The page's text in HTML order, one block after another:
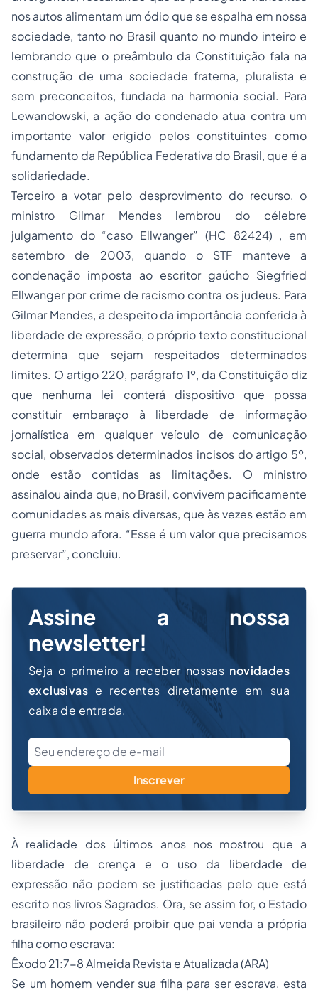
nos autos alimentam um ódio que se espalha em nossa
sociedade, tanto no Brasil quanto no mundo inteiro e
lembrando que o preâmbulo da Constituição fala na
construção de uma sociedade fraterna, pluralista e
sem preconceitos, fundada na harmonia social. Para
Lewandowski, a ação do condenado atua contra um
importante valor erigido pelos constituintes como
fundamento da República Federativa do Brasil, que é a
solidariedade.
Terceiro a votar pelo desprovimento do recurso, o
ministro Gilmar Mendes lembrou do célebre
julgamento do “caso Ellwanger” (HC 82424) , em
setembro de 2003, quando o STF manteve a
condenação imposta ao escritor gaúcho Siegfried
Ellwanger por crime de racismo contra os judeus. Para
Gilmar Mendes, a despeito da importância conferida à
liberdade de expressão, o próprio texto constitucional
determina que sejam respeitados determinados
limites. O artigo 220, parágrafo 1º, da Constituição diz
que nenhuma lei conterá dispositivo que possa
constituir embaraço à liberdade de informação
jornalística em qualquer veículo de comunicação
social, observados determinados incisos do artigo 5º,
onde estão contidas as limitações. O ministro
assinalou ainda que, no Brasil, convivem pacificamente
comunidades as mais diversas, que às vezes estão em
guerra mundo afora. “Esse é um valor que precisamos
preservar”, concluiu.
Assine a nossa
newsletter!
Seja o primeiro a receber nossas novidades
exclusivas e recentes diretamente em sua
caixa de entrada.
Inscrever
À realidade dos últimos anos nos mostrou que a
liberdade de crença e o uso da liberdade de
expressão não podem se justificadas pelo que está
escrito nos livros Sagrados. Ora, se assim for, o Estado
brasileiro não poderá proibir que pai venda a própria
filha como escrava:
Êxodo 21:7-8 Almeida Revista e Atualizada (ARA)
Se um homem vender sua filha para ser escrava, esta